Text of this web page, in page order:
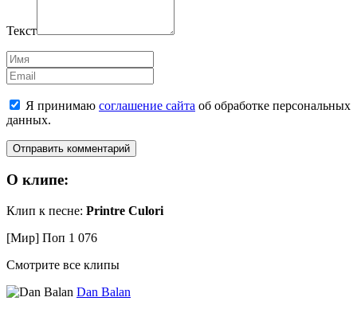
Текст
Имя
Email
Я принимаю соглашение сайта об обработке персональных
данных.
О клипе:
Клип к песне: Printre Culori
[Мир] Поп 1 076
Смотрите все клипы
Dan Balan